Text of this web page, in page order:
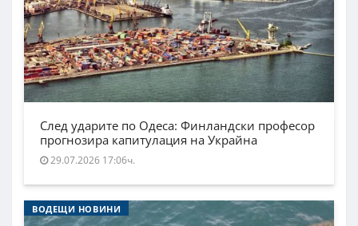
След ударите по Одеса: Финландски професор
прогнозира капитулация на Украйна
29.07.2026 17:06ч.
ВОДЕЩИ НОВИНИ